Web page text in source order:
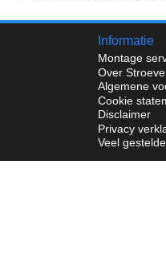
Informatie
Montage
Over
Algemene
Cookie
Disclaimer
Privacy
Veel